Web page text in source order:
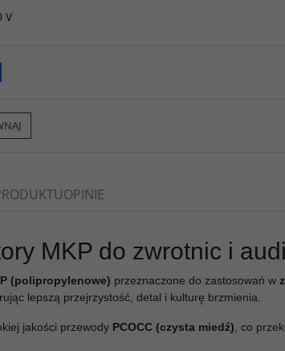
V
OPINIE
MKP do zwrotnic i
(polipropylenowe) przeznaczone do zastosowań w
lepszą przejrzystość, detal i kulturę brzmienia.
jakości przewody PCOCC (czysta miedź) , co